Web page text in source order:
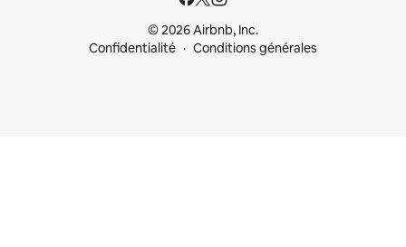
© 2026 Airbnb, Inc.
Confidentialité
Conditions générales